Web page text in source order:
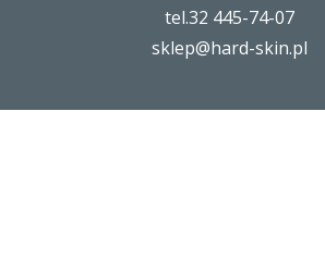
tel.32 445-74-07
sklep@hard-skin.pl